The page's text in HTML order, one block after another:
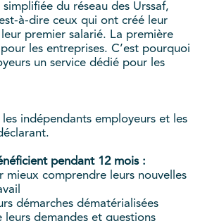
du réseau des Urssaf,
à-dire ceux qui ont créé leur
premier salarié. La première
les entreprises. C’est pourquoi
un service dédié pour les
indépendants employeurs et les
pendant 12 mois :
comprendre leurs nouvelles
démarches dématérialisées
demandes et questions